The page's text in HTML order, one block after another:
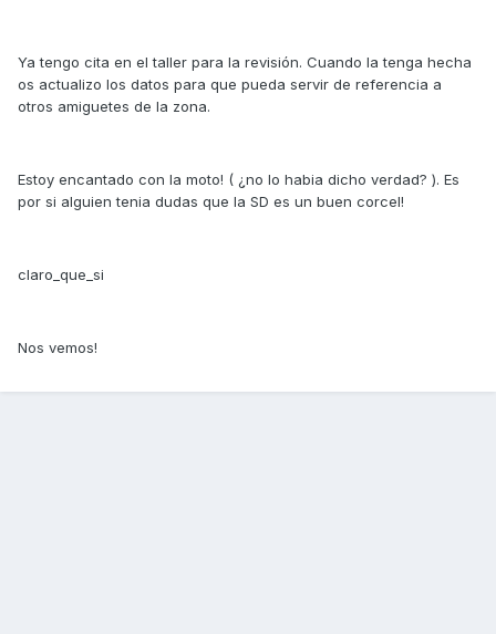
Ya tengo cita en el taller para la revisión. Cuando la tenga hecha
os actualizo los datos para que pueda servir de referencia a
otros amiguetes de la zona.
Estoy encantado con la moto! ( ¿no lo habia dicho verdad? ). Es
por si alguien tenia dudas que la SD es un buen corcel!
claro_que_si
Nos vemos!